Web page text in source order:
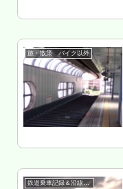
旅・散策 バイク以外
鉄道乗車記録＆沿線散策